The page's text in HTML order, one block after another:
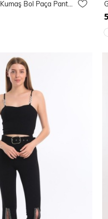
Süs Dikişli Hürrem Kumaş Bol Paça Pantolon | Pnt34239